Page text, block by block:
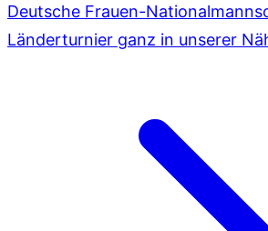
Deutsche Frauen-
Länderturnier ganz in unserer